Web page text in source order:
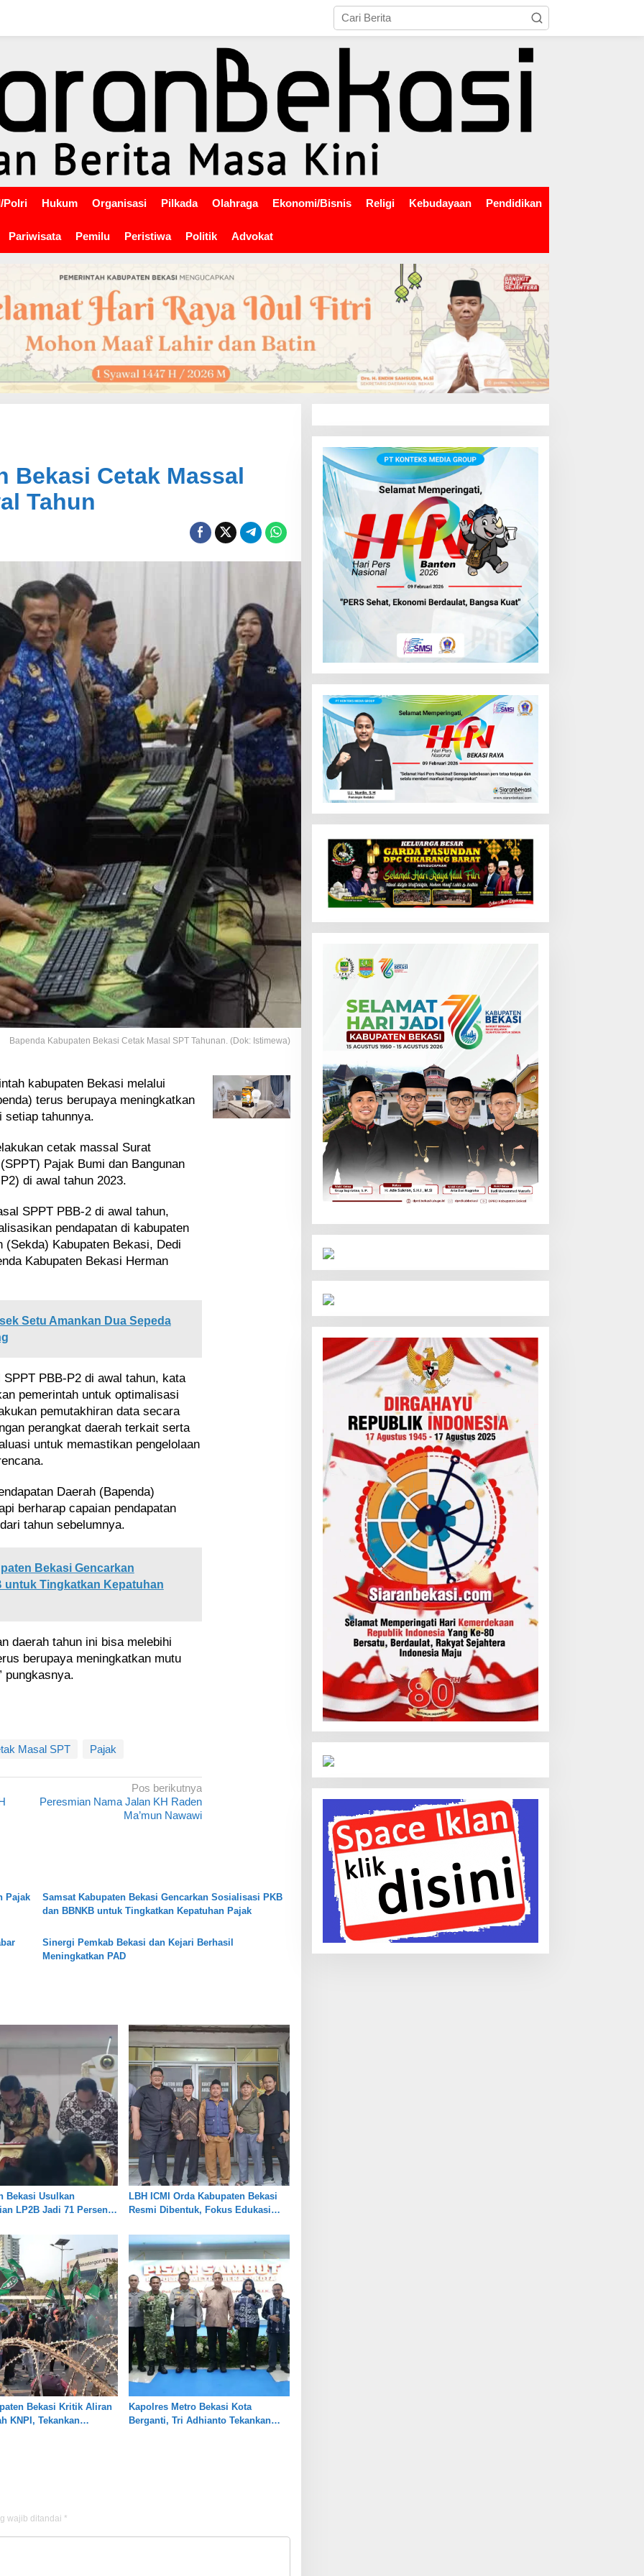
Polri Hukum Organisasi Pilkada Olahraga Ekonomi/Bisnis Religi Kebudayaan Pendidikan
Pariwisata Pemilu Peristiwa Politik Advokat
Bekasi Cetak Massal
Tahun
Bapenda Kabupaten Bekasi Cetak Masal SPT Tahunan. (Dok: Istimewa)
kabupaten Bekasi melalui
terus berupaya meningkatkan
setiap tahunnya.
cetak massal Surat
Pajak Bumi dan Bangunan
di awal tahun 2023.
SPPT PBB-2 di awal tahun,
pendapatan di kabupaten
(Sekda) Kabupaten Bekasi, Dedi
Kabupaten Bekasi Herman
Setu Amankan Dua Sepeda
PBB-P2 di awal tahun, kata
pemerintah untuk optimalisasi
pemutakhiran data secara
perangkat daerah terkait serta
untuk memastikan pengelolaan
Daerah (Bapenda)
berharap capaian pendapatan
tahun sebelumnya.
Bekasi Gencarkan
Tingkatkan Kepatuhan
daerah tahun ini bisa melebihi
berupaya meningkatkan mutu
pungkasnya.
Masal SPT Pajak
Pos berikutnya
Peresmian Nama Jalan KH Raden
Ma’mun Nawawi
Pajak
Samsat Kabupaten Bekasi Gencarkan Sosialisasi PKB
dan BBNKB untuk Tingkatkan Kepatuhan Pajak
Sinergi Pemkab Bekasi dan Kejari Berhasil
Meningkatkan PAD
Bekasi Usulkan
LP2B Jadi 71 Persen,
LBH ICMI Orda Kabupaten Bekasi
Resmi Dibentuk, Fokus Edukasi
Bekasi Kritik Aliran
KNPI, Tekankan
Kapolres Metro Bekasi Kota
Berganti, Tri Adhianto Tekankan
wajib ditandai *